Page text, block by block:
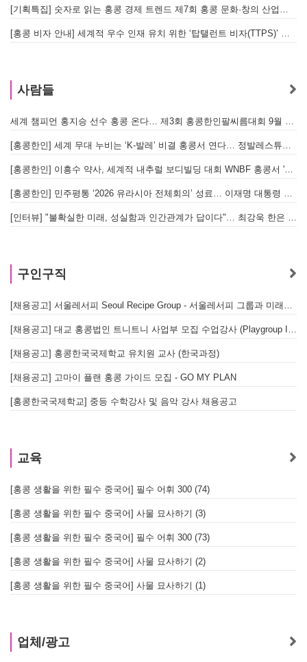
[기획특집] 숫자로 읽는 홍콩 경제 트렌드 제7회 홍콩 문화·창의 산업의 구조와 분야별 동향
[홍콩 비자 안내] 세계적 우수 인재 유치 위한 ‘탑탤런트 비자(TTPS)’ 주요 요건
사람들
세계 챔피언 홍지승 선수 홍콩 온다… 제3회 홍콩한인팔씨름대회 9월 12일 개최
[홍콩한인] 세계 무대 누비는 ‘K-발레’ 비결 홍콩서 연다… 정발레스튜디오 개원
[홍콩한인] 이흥수 약사, 세계적 내추럴 보디빌딩 대회 WNBF 홍콩서 '마스터 부문 1위' 기염
[홍콩한인] 민주평통 ‘2026 유라시아 전체회의’ 성료… 이재명 대통령 참석으로 의미 더해
[인터뷰] "불확실한 미래, 성실함과 인간관계가 답이다"… 최강욱 한은 부소장이 청소년들에게 전하는 응원
구인구직
[채용공고] 서울레서피 Seoul Recipe Group - 서울레서피 그룹과 미래를 함께할 유능한 인재를 모십니다
[채용공고] 대교 홍콩법인 트니트니 사업부 모집 수업강사 (Playgroup Instructor)
[채용공고] 홍콩한국국제학교 유치원 교사 (한국과정)
[채용공고] 고마이 플랜 홍콩 가이드 모집 - GO MY PLAN
[홍콩한국국제학교] 중등 수학강사 및 음악 강사 채용공고
교육
[홍콩 생활을 위한 필수 중국어] 필수 어휘 300 (74)
[홍콩 생활을 위한 필수 중국어] 사물 묘사하기 (3)
[홍콩 생활을 위한 필수 중국어] 필수 어휘 300 (73)
[홍콩 생활을 위한 필수 중국어] 사물 묘사하기 (2)
[홍콩 생활을 위한 필수 중국어] 사물 묘사하기 (1)
업체/광고